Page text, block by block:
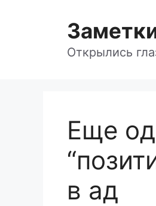
Открылись
Еще
в ад